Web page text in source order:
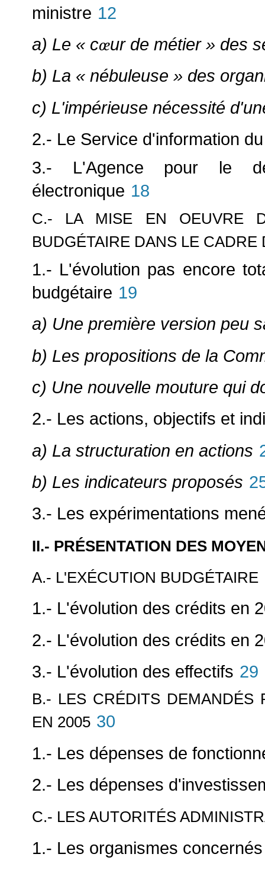
ministre 12
a) Le « cœur de métier » des
b) La « nébuleuse » des
c) L'impérieuse nécessité
2.- Le Service d'information
3.- L'Agence pour le
électronique 18
C.- LA MISE EN OEUVRE
BUDGÉTAIRE DANS LE CADRE
1.- L'évolution pas encore
budgétaire 19
a) Une première version peu
b) Les propositions de la
c) Une nouvelle mouture qui
2.- Les actions, objectifs et
a) La structuration en actions
b) Les indicateurs proposés
3.- Les expérimentations
II.- PRÉSENTATION DES
A.- L'EXÉCUTION BUDGÉTAIRE
1.- L'évolution des crédits en
2.- L'évolution des crédits en
3.- L'évolution des effectifs 29
B.- LES CRÉDITS DEMANDÉS
EN 2005 30
1.- Les dépenses de
2.- Les dépenses
C.- LES AUTORITÉS
1.- Les organismes concernés